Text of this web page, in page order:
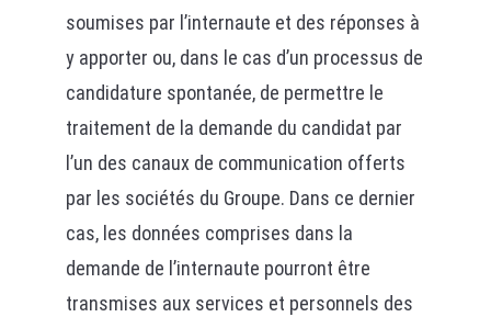
soumises par l’internaute et des réponses à
y apporter ou, dans le cas d’un processus de
candidature spontanée, de permettre le
traitement de la demande du candidat par
l’un des canaux de communication offerts
par les sociétés du Groupe. Dans ce dernier
cas, les données comprises dans la
demande de l’internaute pourront être
transmises aux services et personnels des